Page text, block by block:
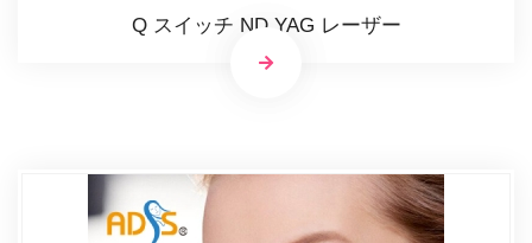
Q スイッチ ND YAG レーザー